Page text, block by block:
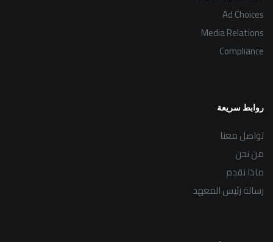
Ad Choices
Media Relations
Compliance
روابط سريعة
تواصل معنا
من نحن
ماذا نقدم
رسالة رئيس المعهد